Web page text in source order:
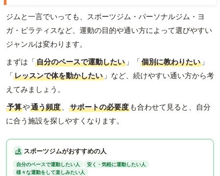
ジムと一言でいっても、スポーツジム・パーソナルジム・ヨ
ガ・ピラティスなど、運動の目的や通い方によって選びやすい
ジャンルは変わります。
まずは「自分のペースで運動したい 」「個別に教わりたい 」
「レッスンで体を動かしたい 」など、続けやすい通い方から考
えてみましょう。
予算や通う頻度 、 サポートの必要度 も合わせて見ると、自分
に合う施設を探しやすくなります。
スポーツジムがおすすめの人
自分のペースで運動したい人
安く・気軽に運動したい人
様々な運動をして楽しみたい人